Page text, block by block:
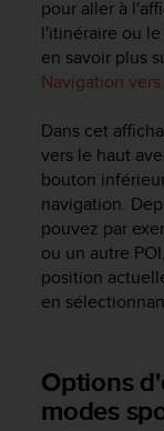
pour aller à
l'itinéraire ou
en savoir plus
Navigation
Dans cet
vers le haut
bouton
navigation.
pouvez par
ou un autre
position
en
Options
modes